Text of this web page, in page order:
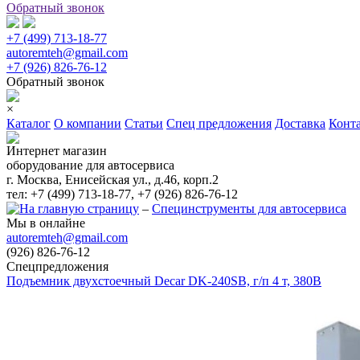
Обратный звонок
+7 (499) 713-18-77
autoremteh@gmail.com
+7 (926) 826-76-12
Обратный звонок
×
Каталог О компании Статьи Спец предложения Доставка
Интернет магазин
оборудование для автосервиса
г. Москва, Енисейская ул., д.46, корп.2
тел: +7 (499) 713-18-77, +7 (926) 826-76-12
– Специнструменты для автосервиса
Мы в онлайне
autoremteh@gmail.com
(926) 826-76-12
Спецпредложения
Подъемник двухстоечный Decar DK-240SB, г/п 4 т, 380В